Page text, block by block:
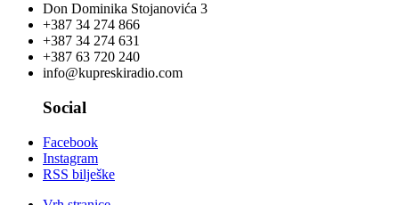
Don Dominika Stojanovića 3
+387 34 274 866
+387 34 274 631
+387 63 720 240
info@kupreskiradio.com
Social
Facebook
Instagram
RSS bilješke